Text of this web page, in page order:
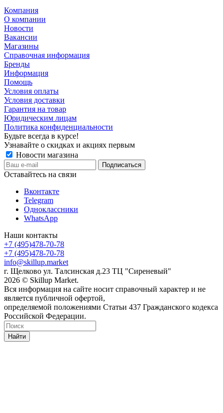
Компания
О компании
Новости
Вакансии
Магазины
Справочная информация
Бренды
Информация
Помощь
Условия оплаты
Условия доставки
Гарантия на товар
Юридическим лицам
Политика конфиденциальности
Будьте всегда в курсе!
Узнавайте о скидках и акциях первым
Новости магазина
Оставайтесь на связи
Вконтакте
Telegram
Одноклассники
WhatsApp
Наши контакты
+7 (495)478-70-78
+7 (495)478-70-78
info@skillup.market
г. Щелково ул. Талсинская д.23 ТЦ "Сиреневый"
2026 © Skillup Market.
Вся информация на сайте носит справочный характер и не
является публичной офертой,
определяемой положениями Статьи 437 Гражданского кодекса
Российской Федерации.
Найти